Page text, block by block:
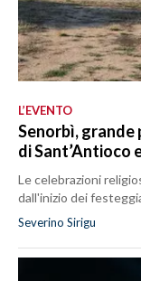
L’EVENTO
Senorbì, grande
di Sant’Antioco
Le celebrazioni
dall'inizio dei
Severino Sirigu